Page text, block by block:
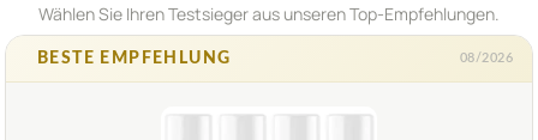
Wählen Sie Ihren Testsieger aus unseren Top-Empfehlungen.
BESTE EMPFEHLUNG 08/2026